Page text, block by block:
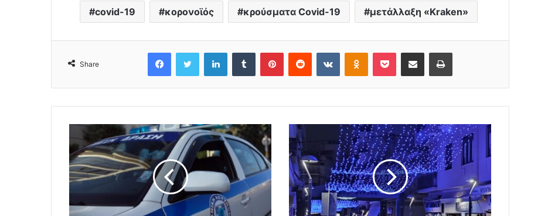
covid-19 κορονοϊός κρούσματα Covid-19 μετάλλαξη «Kraken»
Share